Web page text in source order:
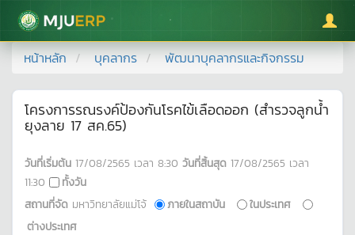
มหาวิทยาลัยแม่โจ้
หน้าหลัก บุคลากร พัฒนาบุคลากรและกิจกรรม
โครงการรณรงค์ป้องกันโรคไข้เลือดออก (สำรวจลูกน้ำ
ยุงลาย 17 สค.65)
วันที่เริ่มต้น 17/08/2565 เวลา 8:30 วันที่สิ้นสุด 17/08/2565 เวลา
11:30
ทั้งวัน
สถานที่จัด มหาวิทยาลัยแม่โจ้ ภายในสถาบัน
ในประเทศ
ต่างประเทศ